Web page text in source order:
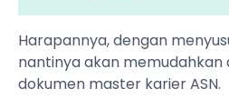
Harapannya, dengan
nantinya akan memudahkan
dokumen master karier ASN.